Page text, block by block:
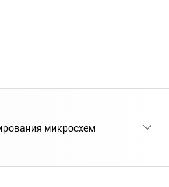
микросхем